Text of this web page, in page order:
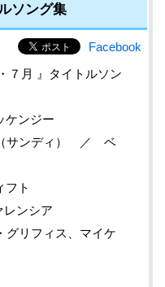
ソング集
Facebook
７月 』タイトルソン
ンジー
（サンディ） ／ ベ
ト
ンシア
リフィス、マイケ